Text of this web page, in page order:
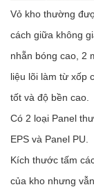
Vỏ kho thường
cách giữa không
nhẵn bóng cao, 2
liệu lõi làm từ xốp
tốt và độ bền cao.
Có 2 loại Panel
EPS và Panel PU.
Kích thước tấm
của kho nhưng